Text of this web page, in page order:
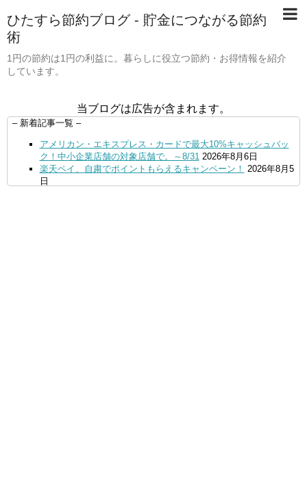
ひたすら節約ブログ - 貯金につながる節約
術
1円の節約は1円の利益に。暮らしに役立つ節約・お得情報を紹介
しています。
当ブログは広告が含まれます。
– 新着記事一覧 –
アメリカン・エキスプレス・カードで最大10%キャッシュバッ
ク！中小企業店舗の対象店舗で。～8/31 2026年8月6日
楽天ペイ、自粛でポイントもらえるキャンペーン！ 2026年8月5
日